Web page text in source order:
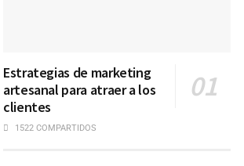
Estrategias de marketing
artesanal para atraer a los
clientes
1522 COMPARTIDOS